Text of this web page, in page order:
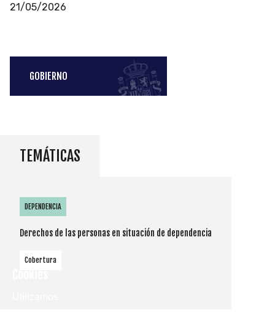
21/05/2026
GOBIERNO
TEMÁTICAS
DEPENDENCIA
Derechos de las personas en situación de dependencia
Cobertura